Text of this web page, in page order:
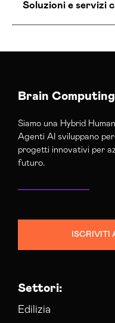
Soluzioni e servizi
Agenzia Google
Agenzia Social
Agenzia Web
Campagne Adv
Campagne
Gestione
Gestione Social
Brain
Siamo una Hybrid
Agenti AI sviluppano
progetti innovativi per
futuro.
ISCRIVITI
Settori:
Edilizia